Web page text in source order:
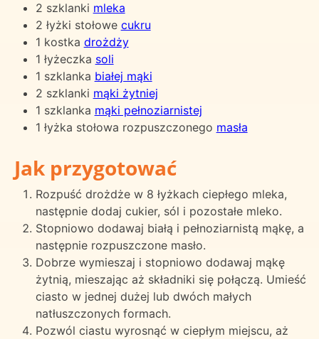
2 szklanki mleka
2 łyżki stołowe cukru
1 kostka drożdży
1 łyżeczka soli
1 szklanka białej mąki
2 szklanki mąki żytniej
1 szklanka mąki pełnoziarnistej
1 łyżka stołowa rozpuszczonego masła
Jak przygotować
Rozpuść drożdże w 8 łyżkach ciepłego mleka,
następnie dodaj cukier, sól i pozostałe mleko.
Stopniowo dodawaj białą i pełnoziarnistą mąkę, a
następnie rozpuszczone masło.
Dobrze wymieszaj i stopniowo dodawaj mąkę
żytnią, mieszając aż składniki się połączą. Umieść
ciasto w jednej dużej lub dwóch małych
natłuszczonych formach.
Pozwól ciastu wyrosnąć w ciepłym miejscu, aż